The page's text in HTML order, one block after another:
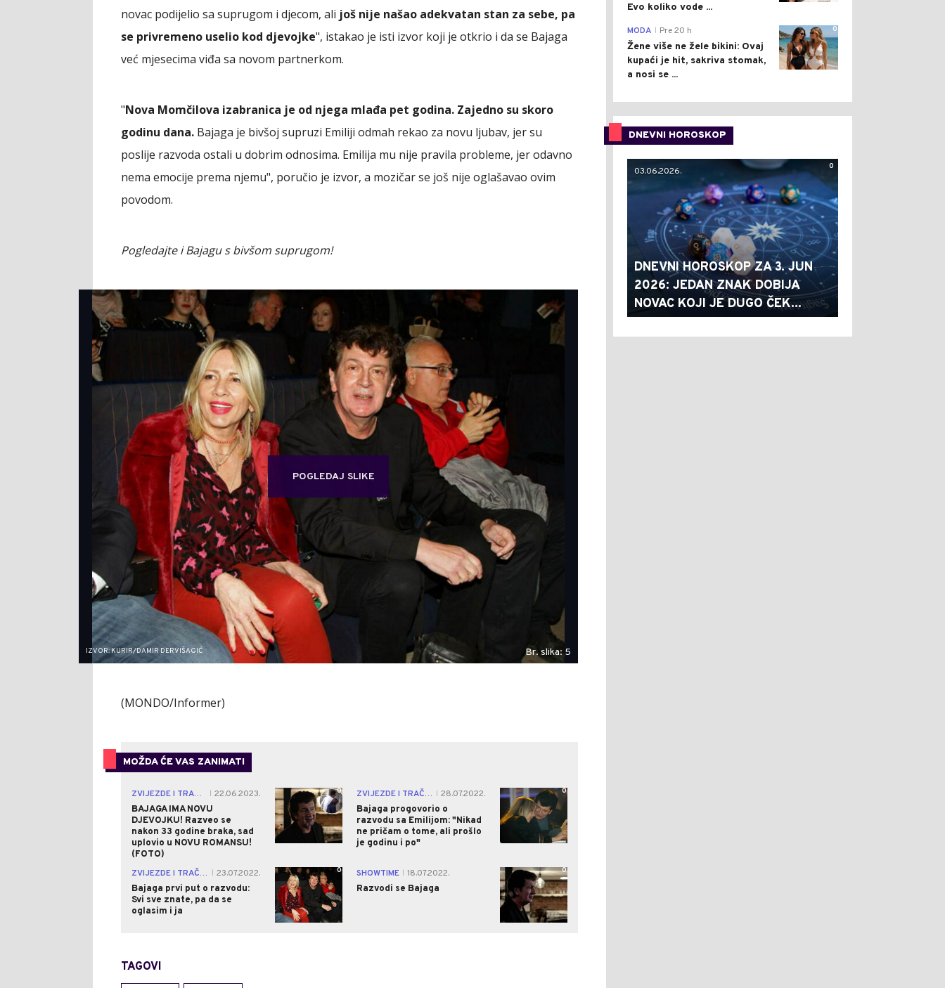
novac podijelio sa suprugom i djecom, ali još nije našao adekvatan stan za sebe, pa
se privremeno uselio kod djevojke", istakao je isti izvor koji je otkrio i da se Bajaga
već mjesecima viđa sa novom partnerkom.
"Nova Momčilova izabranica je od njega mlađa pet godina. Zajedno su skoro
godinu dana. Bajaga je bivšoj supruzi Emiliji odmah rekao za novu ljubav, jer su
poslije razvoda ostali u dobrim odnosima. Emilija mu nije pravila probleme, jer odavno
nema emocije prema njemu", poručio je izvor, a mozičar se još nije oglašavao ovim
povodom.
Pogledajte i Bajagu s bivšom suprugom!
POGLEDAJ SLIKE
IZVOR: KURIR/DAMIR DERVIŠAGIĆ Br. slika: 5
(MONDO/Informer)
MOŽDA ĆE VAS ZANIMATI
ZVIJEZDE I TRAČEVI
22.06.2023.
BAJAGA IMA NOVU
DJEVOJKU! Razveo se
nakon 33 godine braka, sad
uplovio u NOVU ROMANSU!
(FOTO)
0 ZVIJEZDE I TRAČEVI
28.07.2022.
Bajaga progovorio o
razvodu sa Emilijom: "Nikad
ne pričam o tome, ali prošlo
je godinu i po"
0
ZVIJEZDE I TRAČEVI
23.07.2022.
Bajaga prvi put o razvodu:
Svi sve znate, pa da se
oglasim i ja
0 SHOWTIME
18.07.2022.
Razvodi se Bajaga
0
TAGOVI
Evo koliko vode ...
0
MODA Pre 20 h
Žene više ne žele bikini: Ovaj
kupaći je hit, sakriva stomak,
a nosi se ...
DNEVNI HOROSKOP
0
03.06.2026.
DNEVNI HOROSKOP ZA 3. JUN
2026: JEDAN ZNAK DOBIJA
NOVAC KOJI JE DUGO ČEK...